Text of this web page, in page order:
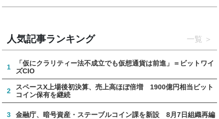
人気記事ランキング 一覧
1
「仮にクラリティー法不成立でも仮想通貨は前進」＝ビットワイ
ズCIO
2
スペースX上場後初決算、売上高ほぼ倍増 1900億円相当ビット
コイン保有を継続
3 金融庁、暗号資産・ステーブルコイン課を新設 8月7日組織再編